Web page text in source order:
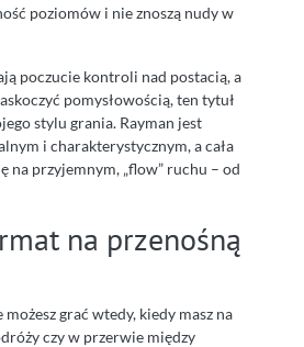
poziomów i nie znoszą nudy w
poczucie kontroli nad postacią, a
pomysłowością, ten tytuł
stylu grania. Rayman jest
i charakterystycznym, a cała
na przyjemnym, „flow” ruchu – od
na przenośną
grać wtedy, kiedy masz na
czy w przerwie między